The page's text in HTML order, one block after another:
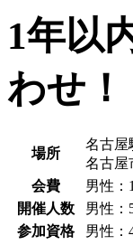
1年以
わせ！
場所
名古屋
名古屋
会費
男性
開催人数
男性
参加資格
男性